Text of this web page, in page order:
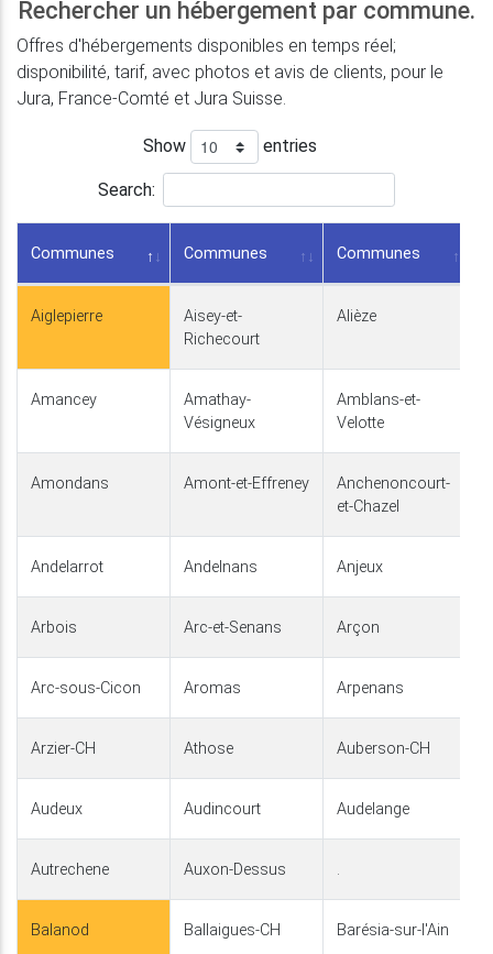
Rechercher un hébergement par commune.
Offres d'hébergements disponibles en temps réel;
disponibilité, tarif, avec photos et avis de clients, pour le
Jura, France-Comté et Jura Suisse.
Show entries
Search:
Communes Communes Communes
Aiglepierre
Aisey-et-
Richecourt
Alièze
Amancey
Amathay-
Vésigneux
Amblans-et-
Velotte
Amondans Amont-et-Effreney
Anchenoncourt-
et-Chazel
Andelarrot Andelnans Anjeux
Arbois Arc-et-Senans Arçon
Arc-sous-Cicon Aromas Arpenans
Arzier-CH Athose Auberson-CH
Audeux Audincourt Audelange
Autrechene Auxon-Dessus .
Balanod Ballaigues-CH Barésia-sur-l'Ain